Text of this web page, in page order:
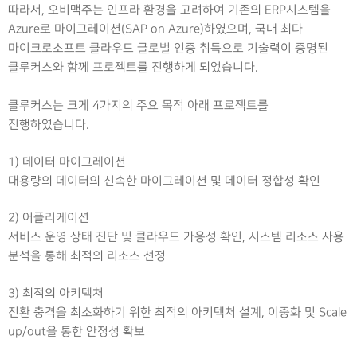
따라서, 오비맥주는 인프라 환경을 고려하여 기존의 ERP시스템을
Azure로 마이그레이션(SAP on Azure)하였으며, 국내 최다
마이크로소프트 클라우드 글로벌 인증 취득으로 기술력이 증명된
클루커스와 함께 프로젝트를 진행하게 되었습니다.
클루커스는 크게 4가지의 주요 목적 아래 프로젝트를
진행하였습니다.
1) 데이터 마이그레이션
대용량의 데이터의 신속한 마이그레이션 및 데이터 정합성 확인
2) 어플리케이션
서비스 운영 상태 진단 및 클라우드 가용성 확인, 시스템 리소스 사용
분석을 통해 최적의 리소스 선정
3) 최적의 아키텍처
전환 충격을 최소화하기 위한 최적의 아키텍처 설계, 이중화 및 Scale
up/out을 통한 안정성 확보